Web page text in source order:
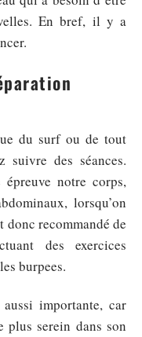
En bref, il y a
du surf ou de tout
suivre des séances.
notre corps,
lorsqu’on
donc recommandé de
des exercices
burpees.
importante, car
plus serein dans son